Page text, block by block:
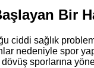
Bir
ciddi sağlık
nedeniyle spor
sporlarına